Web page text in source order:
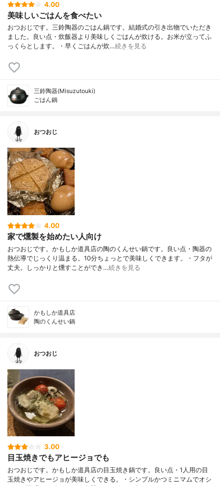
4.00
美味しいごはんを食べたい
おつおじです。三鈴陶器のごはん鍋です。結婚式の引き出物でいただき
ました。良い点・炊飯器より美味しくごはんが炊ける。お米が立ってふ
っくらとします。・早くごはんが炊…続きを見る
三鈴陶器(Misuzutouki)
ごはん鍋
おつおじ
4.00
家で燻製を始めたい人向け
おつおじです。かもしか道具店の陶のくんせい鍋です。良い点・陶器の
熱伝導でじっくり温まる。10分ちょっとで美味しくできます。・フタが
丈夫。しっかりと燻すことができ…続きを見る
かもしか道具店
陶のくんせい鍋
おつおじ
3.00
目玉焼きでもアヒージョでも
おつおじです。かもしか道具店の目玉焼き鍋です。良い点・1人用の目
玉焼きやアヒージョが美味しくできる。・シンプルかつミニマムでオシ